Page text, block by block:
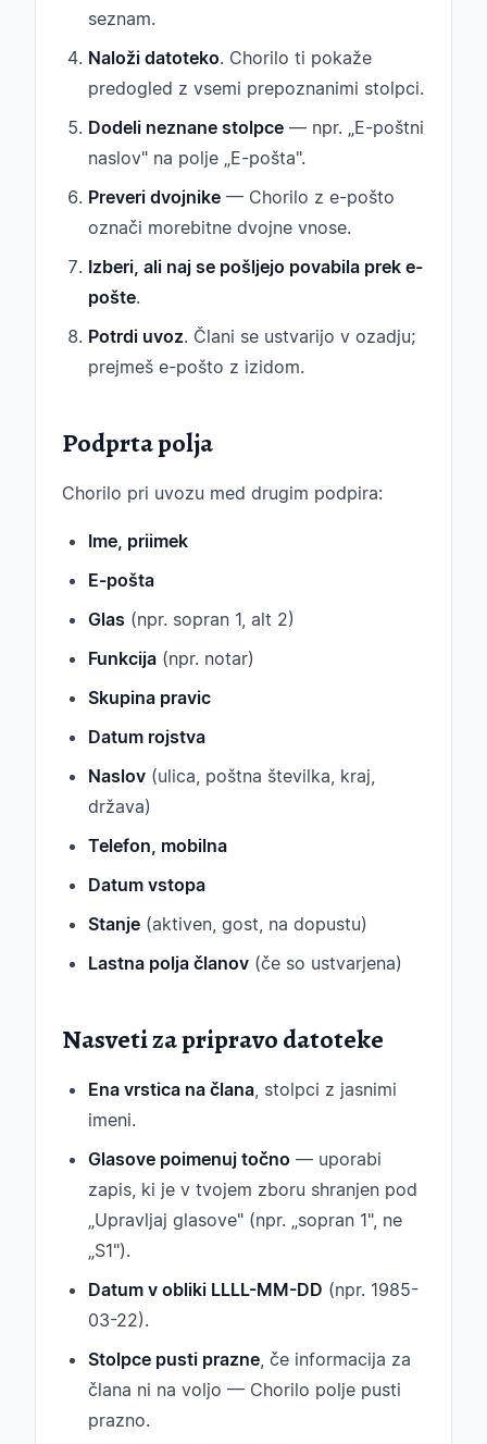
seznam.
Naloži datoteko. Chorilo ti pokaže
predogled z vsemi prepoznanimi stolpci.
Dodeli neznane stolpce — npr. „E-poštni
naslov" na polje „E-pošta".
Preveri dvojnike — Chorilo z e-pošto
označi morebitne dvojne vnose.
Izberi, ali naj se pošljejo povabila prek e-
pošte.
Potrdi uvoz. Člani se ustvarijo v ozadju;
prejmeš e-pošto z izidom.
Podprta polja
Chorilo pri uvozu med drugim podpira:
Ime, priimek
E-pošta
Glas (npr. sopran 1, alt 2)
Funkcija (npr. notar)
Skupina pravic
Datum rojstva
Naslov (ulica, poštna številka, kraj,
država)
Telefon, mobilna
Datum vstopa
Stanje (aktiven, gost, na dopustu)
Lastna polja članov (če so ustvarjena)
Nasveti za pripravo datoteke
Ena vrstica na člana, stolpci z jasnimi
imeni.
Glasove poimenuj točno — uporabi
zapis, ki je v tvojem zboru shranjen pod
„Upravljaj glasove" (npr. „sopran 1", ne
„S1").
Datum v obliki LLLL-MM-DD (npr. 1985-
03-22).
Stolpce pusti prazne, če informacija za
člana ni na voljo — Chorilo polje pusti
prazno.